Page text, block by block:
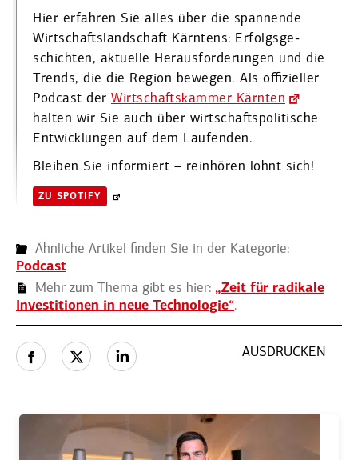
Hier erfahren Sie alles über die spannende
Wirtschafts­land­schaft Kärntens: Erfolgs­ge­
schichten, aktuelle Heraus­for­de­rungen und die
Trends, die die Region bewegen. Als offizi­eller
Podcast der Wirtschafts­kammer Kärnten
halten wir Sie auch über wirtschafts­po­li­tische
Entwick­lungen auf dem Laufenden.
Bleiben Sie infor­miert – reinhören lohnt sich!
ZU SPOTIFY
Ähnliche Artikel finden Sie in der Kategorie:
Podcast
Mehr zum Thema gibt es hier: „Zeit für radikale
Inves­ti­tionen in neue Techno­logie“.
AUSDRUCKEN